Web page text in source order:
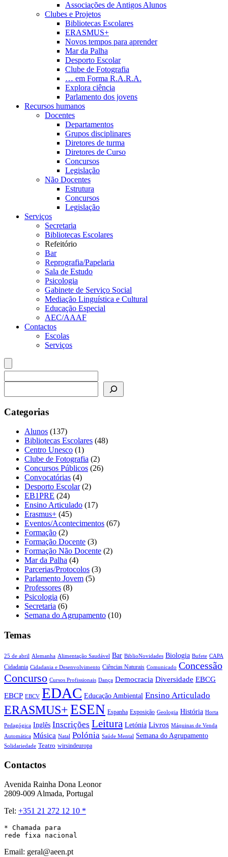
Associações de Antigos Alunos
Clubes e Projetos
Bibliotecas Escolares
ERASMUS+
Novos tempos para aprender
Mar da Palha
Desporto Escolar
Clube de Fotografia
… em Forma R.A.R.A.
Explora ciência
Parlamento dos jovens
Recursos humanos
Docentes
Departamentos
Grupos disciplinares
Diretores de turma
Diretores de Curso
Concursos
Legislação
Não Docentes
Estrutura
Concursos
Legislação
Serviços
Secretaria
Bibliotecas Escolares
Refeitório
Bar
Reprografia/Papelaria
Sala de Estudo
Psicologia
Gabinete de Serviço Social
Mediação Linguística e Cultural
Educação Especial
AEC/AAAF
Contactos
Escolas
Serviços
Categorias
Alunos (137)
Bibliotecas Escolares (48)
Centro Unesco (1)
Clube de Fotografia (2)
Concursos Públicos (26)
Convocatórias (4)
Desporto Escolar(2)
EB1PRE (24)
Ensino Articulado (17)
Erasmus+ (45)
Eventos/Acontecimentos (67)
Formação (2)
Formação Docente (3)
Formação Não Docente (2)
Mar da Palha (4)
Parcerias/Protocolos (3)
Parlamento Jovem (5)
Professores (8)
Psicologia (6)
Secretaria (6)
Semana do Agrupamento (10)
Temas
25 de abril Alemanha Alimentação Saudável Bar BiblioNovidades Biologia Bufete CAPA
Cidadania Cidadania e Desenvolvimento Ciências Naturais Comunicado Concessão
Concurso Cursos Profissionais Dança Democracia Diversidade EBCG
EBCP EBCV EDAC Educação Ambiental Ensino Articulado
ERASMUS+ESEN Espanha Exposição Geologia História Horta
Pedagógica Inglês Inscrições Leitura Letónia Livros Máquinas de Venda
Automática Música Natal Polónia Saúde Mental Semana do Agrupamento
Solidariedade Teatro wirsindeuropa
Contactos
Avenida Rainha Dona Leonor
2809-009 Almada, Portugal
Tel: +351 21 272 12 10 *
* Chamada para
rede fixa nacional
Email: geral@aeen.pt